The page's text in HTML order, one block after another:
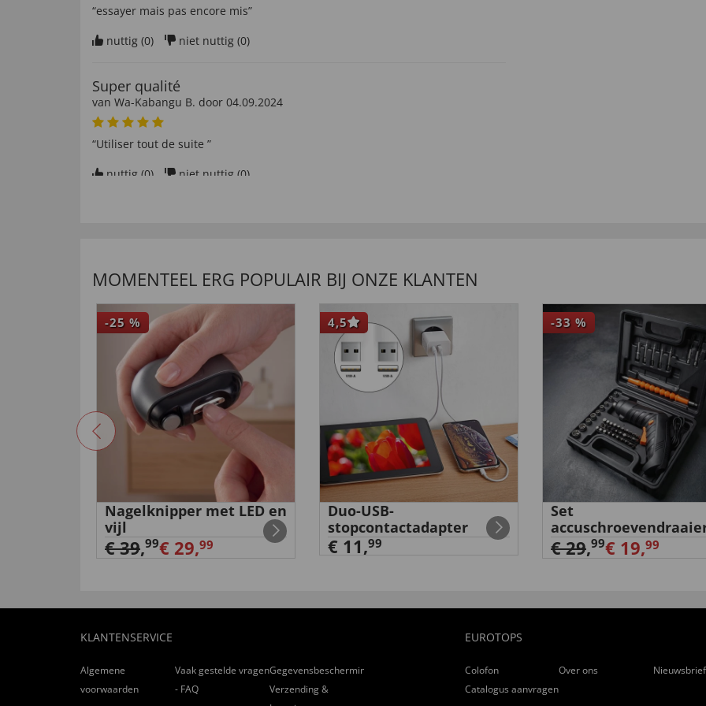
“essayer mais pas encore mis”
nuttig (0) niet nuttig (0)
Super qualité
van Wa-Kabangu B. door 04.09.2024
“Utiliser tout de suite ”
nuttig (0) niet nuttig (0)
nuttig (0) niet nuttig ( 0)
MOMENTEEL ERG POPULAIR BIJ ONZE KLANTEN
-25 %
Nagelknipper met LED en
vijl
€ 39,99€ 29,99
4,5
Duo-USB-
stopcontactadapter
€ 11,99
-33 %
Set
€ 29,99€ 19,99
KLANTENSERVICE
Algemene
voorwaarden
Vaak gestelde vragen
- FAQ
Gegevensbescherming
Verzending &
EUROTOPS
Colofon Over ons
Nieuwsbrief
Catalogus aanvragen